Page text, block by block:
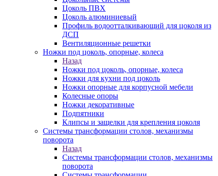
Цоколь ПВХ
Цоколь алюминиевый
Профиль водоотталкивающий для цоколя из
ДСП
Вентиляционные решетки
Ножки под цоколь, опорные, колеса
Назад
Ножки под цоколь, опорные, колеса
Ножки для кухни под цоколь
Ножки опорные для корпусной мебели
Колесные опоры
Ножки декоративные
Подпятники
Клипсы и защелки для крепления цоколя
Системы трансформации столов, механизмы
поворота
Назад
Системы трансформации столов, механизмы
поворота